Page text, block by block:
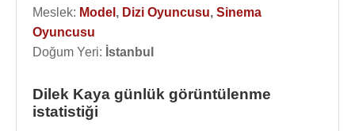
Meslek: Model , Dizi Oyuncusu, Sinema
Oyuncusu
Doğum Yeri: İstanbul
Dilek Kaya günlük görüntülenme
istatistiği